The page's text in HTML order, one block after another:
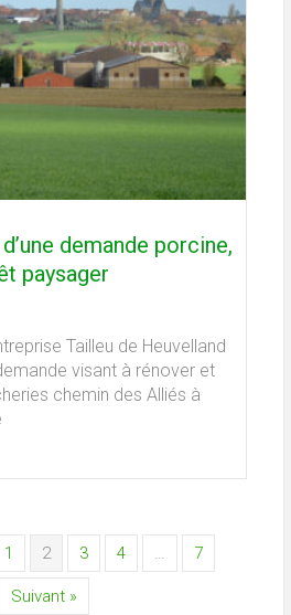
demande porcine,
paysager
Tailleu de Heuvelland
visant à rénover et
chemin des Alliés à
1 2 3 4 … 7
Suivant »